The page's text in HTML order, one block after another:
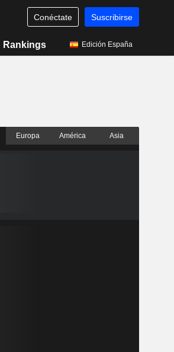
Conéctate Suscribirse
Rankings Edición España
Europa América Asia